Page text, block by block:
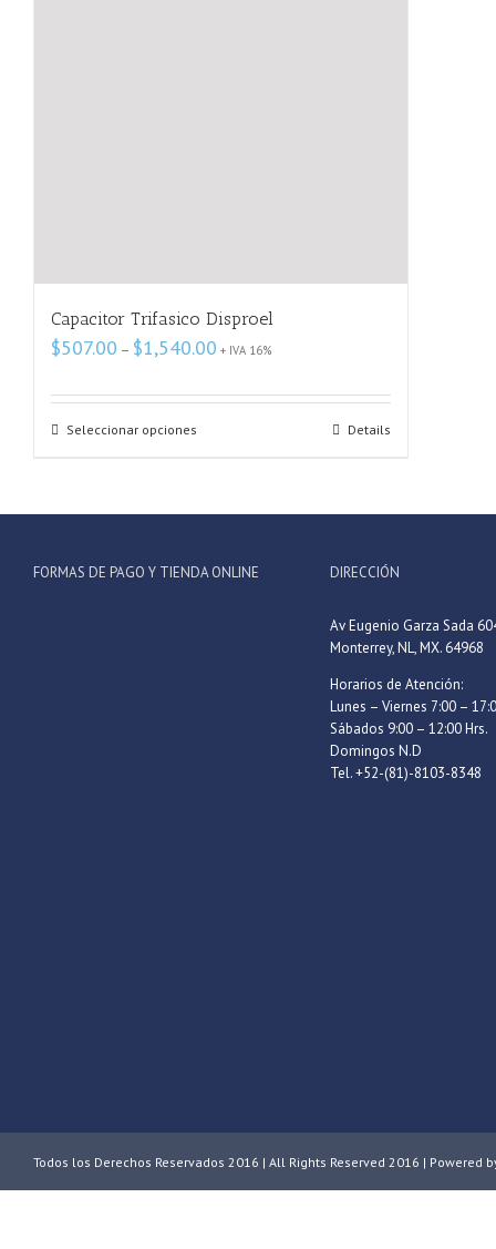
Capacitor Trifasico Disproel
$507.00 – $1,540.00 Price
through
+ IVA 16%
Seleccionar opciones Details
FORMAS DE PAGO Y TIENDA ONLINE DIRECCIÓN
Av Eugenio Garza Sada
Monterrey, NL, MX. 64968
Horarios de Atención:
Lunes – Viernes 7:00 –
Sábados 9:00 – 12:00 Hrs.
Domingos N.D
Tel. +52-(81)-8103-8348
Todos los Derechos Reservados 2016 | All Rights Reserved 2016 | Powered